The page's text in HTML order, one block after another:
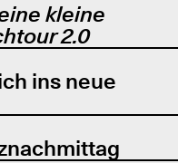
kleine
2.0
ins neue